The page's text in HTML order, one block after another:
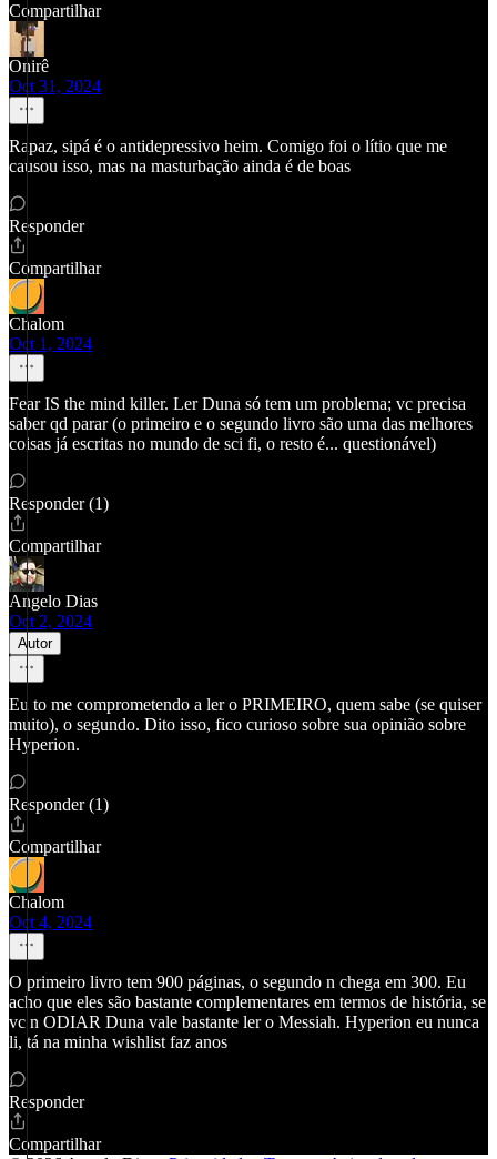
Compartilhar
Onirê
Oct 31, 2024
Rapaz, sipá é o antidepressivo heim. Comigo foi o lítio que me
causou isso, mas na masturbação ainda é de boas
Responder
Compartilhar
Chalom
Oct 1, 2024
Fear IS the mind killer. Ler Duna só tem um problema; vc precisa
saber qd parar (o primeiro e o segundo livro são uma das melhores
coisas já escritas no mundo de sci fi, o resto é... questionável)
Responder (1)
Compartilhar
Angelo Dias
Oct 2, 2024
Autor
Eu to me comprometendo a ler o PRIMEIRO, quem sabe (se quiser
muito), o segundo. Dito isso, fico curioso sobre sua opinião sobre
Hyperion.
Responder (1)
Compartilhar
Chalom
Oct 4, 2024
O primeiro livro tem 900 páginas, o segundo n chega em 300. Eu
acho que eles são bastante complementares em termos de história, se
vc n ODIAR Duna vale bastante ler o Messiah. Hyperion eu nunca
li, tá na minha wishlist faz anos
Responder
Compartilhar